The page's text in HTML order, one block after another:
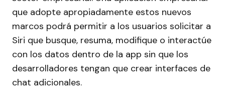
que adopte apropiadamente estos nuevos
marcos podrá permitir a los usuarios solicitar a
Siri que busque, resuma, modifique o interactúe
con los datos dentro de la app sin que los
desarrolladores tengan que crear interfaces de
chat adicionales.